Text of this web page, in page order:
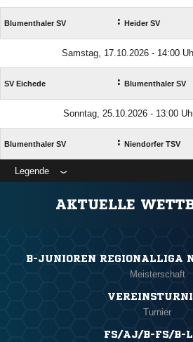
Blumenthaler SV : Heider SV
Samstag, 17.10.2026 - 14:00
SV Eichede : Blumenthaler SV
Sonntag, 25.10.2026 - 13:00
Blumenthaler SV : Niendorfer TSV
Legende
AKTUELLE
B-JUNIOREN REGIONALLIGA
Meisterschaft
Turnier
FS/AJ/B-FS/B-